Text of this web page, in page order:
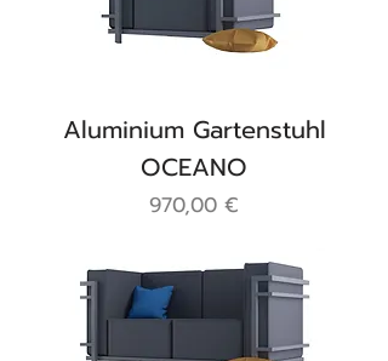
Aluminium Gartenstuhl
OCEANO
Preis
970,00 €